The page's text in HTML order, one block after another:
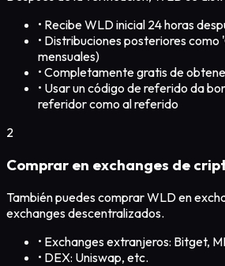
• Recibe WLD inicial 24 horas
• Distribuciones posteriores
mensuales)
• Completamente gratis de
• Usar un código de referido da
referidor como al referido
2
Comprar en exchanges de
También puedes comprar WLD en
exchanges descentralizados.
• Exchanges extranjeros: Bitget,
• DEX: Uniswap, etc.